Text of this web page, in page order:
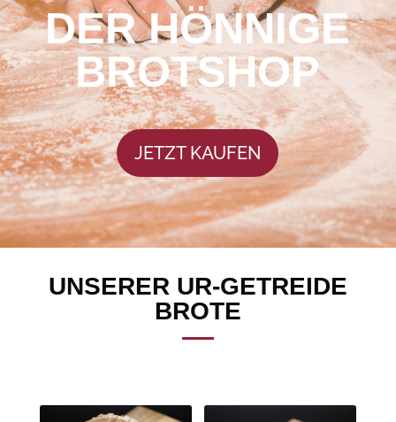
DER HÖNNIGE
BROTSHOP
JETZT KAUFEN
UNSERER UR-GETREIDE
BROTE